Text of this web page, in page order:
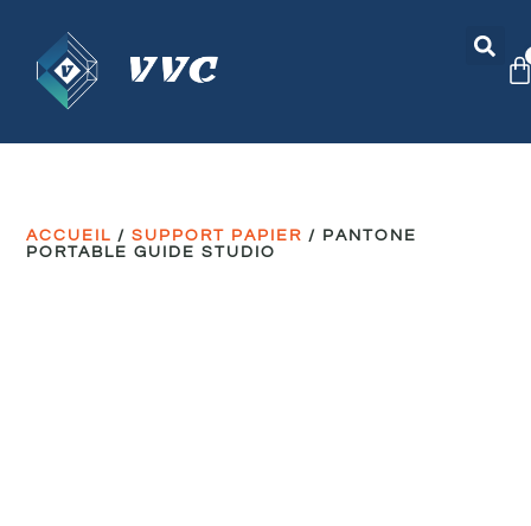
ACCUEIL /SUPPORT PAPIER / PANTONE
PORTABLE GUIDE STUDIO